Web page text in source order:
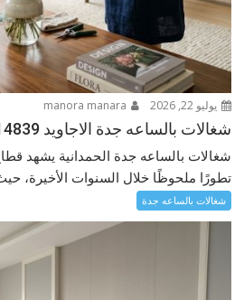
يوليو 22, 2026
شغالات بالساعه جدة الاجاويد 0508514839
شغالات بالساعه جدة الحمدانية يشهد
تطورًا ملحوظًا خلال السنوات الأخيرة،
شغالات بالساعه جدة